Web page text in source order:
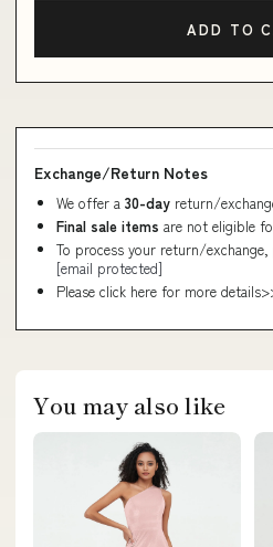
ADD TO
Exchange/Return Notes
We offer a 30-day return/
Final sale items are not eligible
To process your return/exchange,
[email protected]
Please click here for more
You may also like